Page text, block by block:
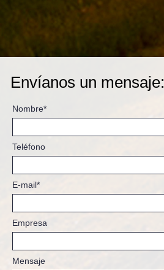
Envíanos un mensaje:
Nombre*
Teléfono
E-mail*
Empresa
Mensaje